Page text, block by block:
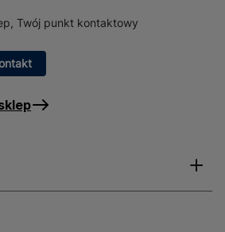
Twój punkt kontaktowy